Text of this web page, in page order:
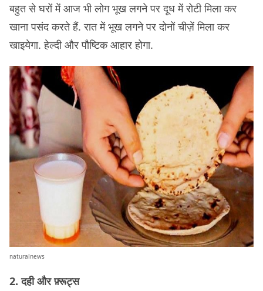
बहुत से घरों में आज भी लोग भूख लगने पर दूध में रोटी मिला कर
खाना पसंद करते हैं. रात में भूख लगने पर दोनों चीज़ें मिला कर
खाइयेगा. हेल्दी और पौष्टिक आहार होगा.
naturalnews
2. दही और फ़्रूट्स